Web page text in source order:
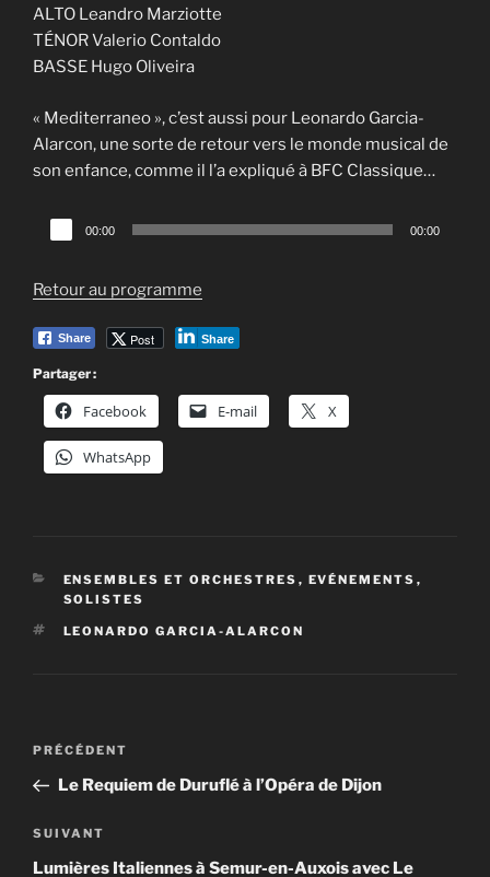
ALTO Leandro Marziotte
TÉNOR Valerio Contaldo
BASSE Hugo Oliveira
« Mediterraneo », c’est aussi pour Leonardo Garcia-
Alarcon, une sorte de retour vers le monde musical de
son enfance, comme il l’a expliqué à BFC Classique…
Lecteur
audio
00:00 00:00
Retour au programme
Share Post Share
Partager :
Facebook E-mail X
WhatsApp
CATÉGORIES
ENSEMBLES ET ORCHESTRES , EVÉNEMENTS ,
SOLISTES
ÉTIQUETTES
LEONARDO GARCIA-ALARCON
Navigation
l’article
Article
précédent
PRÉCÉDENT
Le Requiem de Duruflé à l’Opéra de Dijon
Article
suivant
SUIVANT
Lumières Italiennes à Semur-en-Auxois avec Le